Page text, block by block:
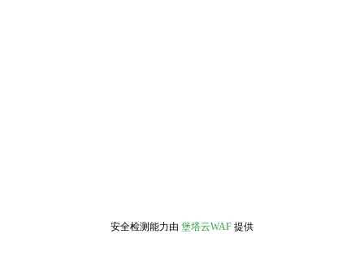
安全检测能力由 堡塔云WAF 提供